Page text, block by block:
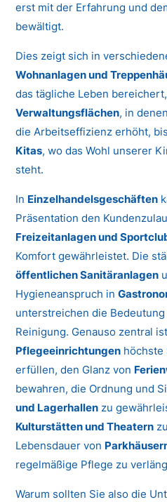
erst mit der Erfahrung und
bewältigt.
Dies zeigt sich in
Wohnanlagen und
das tägliche Leben
Verwaltungsflächen, in
die Arbeitseffizienz erhöht,
Kitas, wo das Wohl unserer
steht.
In Einzelhandelsgeschäften
Präsentation den
Freizeitanlagen und
Komfort gewährleistet. Die
öffentlichen Sanitäranlagen
Hygieneanspruch in
unterstreichen die
Reinigung. Genauso zentral
Pflegeeinrichtungen höchste
erfüllen, den Glanz von
bewahren, die Ordnung und
und Lagerhallen zu
Kulturstätten und Theatern
Lebensdauer von
regelmäßige Pflege zu
Warum sollten Sie also die